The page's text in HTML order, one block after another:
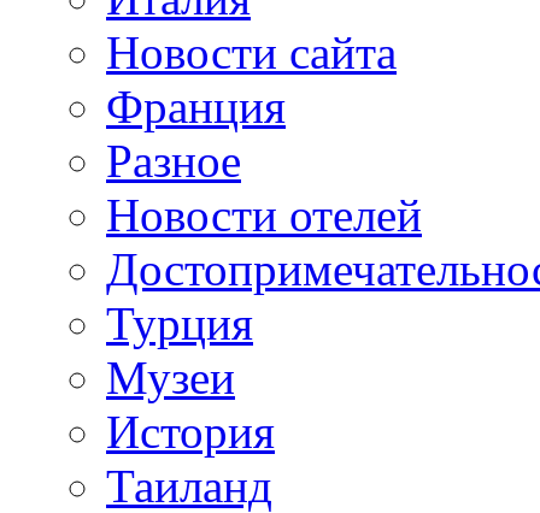
Новости сайта
Франция
Разное
Новости отелей
Турция
Музеи
История
Таиланд